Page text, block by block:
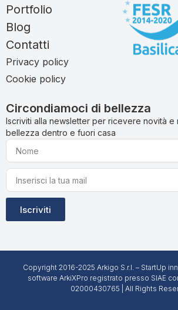
Portfolio
Blog
Contatti
Privacy policy
Cookie policy
Circondiamoci di bellezza
Iscriviti alla newsletter per ricevere novità e
bellezza dentro e fuori casa
Iscriviti
Copyright 2016-2025 Arkigo S.r.l. – StartUp
software ArkiXPro registrato presso SIAE
02000430765 | All Rights